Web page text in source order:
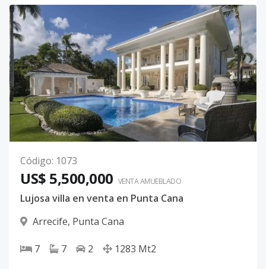
Código: 1073
US$ 5,500,000 VENTA AMUEBLADO
Lujosa villa en venta en Punta Cana
Arrecife, Punta Cana
7 7 2 1283 Mt2